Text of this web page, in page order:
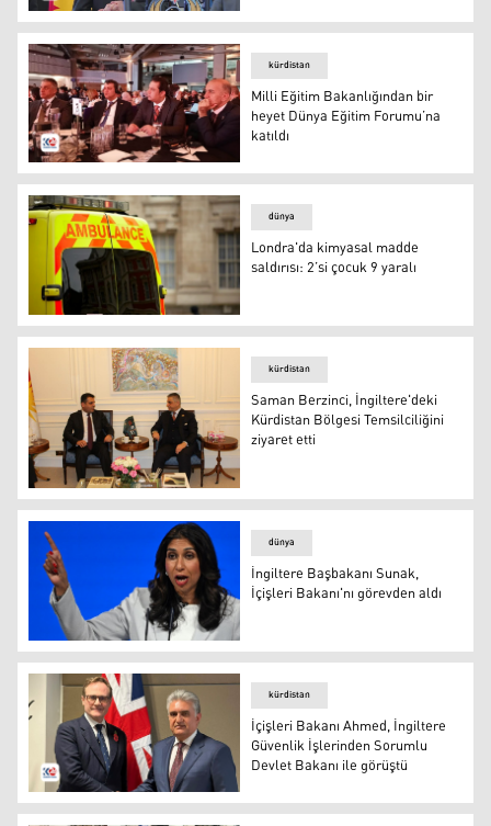
İngiltere'nin Erbil Başkonsolosu James Goldman
Milli Eğitim Bakanlığından bir heyet Dünya Eğitim
kürdistan
Milli Eğitim Bakanlığından bir
heyet Dünya Eğitim Forumu’na
katıldı
Londra'da kimyasal madde saldırısı: 2’si çocuk 9 yaralı
dünya
Londra'da kimyasal madde
saldırısı: 2’si çocuk 9 yaralı
Bakan Berzenci ve beraberindeki heyet Londra'da
kürdistan
Saman Berzinci, İngiltere'deki
Kürdistan Bölgesi Temsilciliğini
ziyaret etti
İngiltere Başbakanı Sunak, İçişleri Bakanı'nı görevden
dünya
İngiltere Başbakanı Sunak,
İçişleri Bakanı'nı görevden aldı
İçişleri Bakanı Ahmed, İngiltere Güvenlik İşlerinden
kürdistan
İçişleri Bakanı Ahmed, İngiltere
Güvenlik İşlerinden Sorumlu
Devlet Bakanı ile görüştü